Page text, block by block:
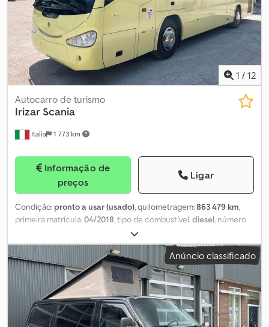
preço de Compra Já ou é possível enviar a sua oferta e iniciar
uma negociação. Djdpfx Akoynmaxjqeck
1 / 12
Italia 1 773 km
Autocarro de turismo
Irizar Scania
Informação de
preços
Ligar
Condição: pronto a usar (usado), quilometragem:863 479 km,
primeira matrícula:04/2018, tipo de combustível:diesel, número
, configuração de eixo:
Euro 5, cor:amarelo, travões:retardador, tamanho do pneu:
295/80 R22.5
, Ano de fabrico:2018
, número da máquina/veículo:
YS9YR1237BM016537, Equipamento: ABS, aquecedor
estacionário, ar condicionado, Assinalamos ligeiros sinais de
desgaste visíveis nas fotos de detalhe; o banco do acompanhante
não permanece fechado. Note que este veículo, se adquirido
para exportação para Espanha, requer aprovação individual antes
Anúncio classificado